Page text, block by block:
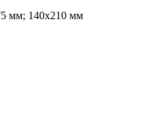
мм; 140х210 мм